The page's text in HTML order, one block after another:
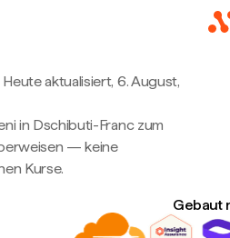
Heute aktualisiert, 6. August,
in Dschibuti-Franc zum
— keine
Kurse.
Gebaut